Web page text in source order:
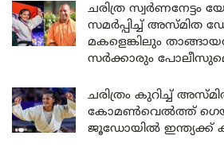
ചരിത്ര സ്വർണനേട്ടം
സമർപ്പിച്ച് അസ്മിത
മകളെങ്കിലും
സർക്കാരും
ചരിത്രം കുറിച്ച്
കോമൺവെൽത്ത്
ജൂഡോയിൽ ഇന്ത്യക്ക്